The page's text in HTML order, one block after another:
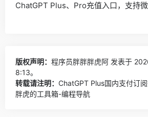
ChatGPT Plus、Pro充值入口，支持
版权声明： 程序员胖胖胖虎阿 发表于
8:13。
转载请注明： ChatGPT Plus国内支付订
胖虎的工具箱-编程导航